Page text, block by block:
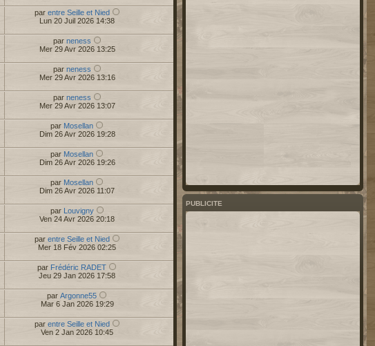
par entre Seille et Nied
Lun 20 Juil 2026 14:38
par neness
Mer 29 Avr 2026 13:25
par neness
Mer 29 Avr 2026 13:16
par neness
Mer 29 Avr 2026 13:07
par Mosellan
Dim 26 Avr 2026 19:28
par Mosellan
Dim 26 Avr 2026 19:26
par Mosellan
Dim 26 Avr 2026 11:07
par Louvigny
Ven 24 Avr 2026 20:18
par entre Seille et Nied
Mer 18 Fév 2026 02:25
par Frédéric RADET
Jeu 29 Jan 2026 17:58
parArgonne55
Mar 6 Jan 2026 19:29
par entre Seille et Nied
Ven 2 Jan 2026 10:45
PUBLICITE